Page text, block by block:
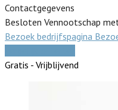
Contactgegevens
Besloten Vennootschap
Bezoek bedrijfspagina
Gratis - Vrijblijvend